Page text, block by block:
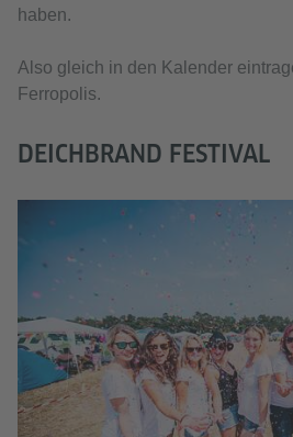
haben.
Also gleich in den Kalender
Ferropolis.
DEICHBRAND FESTIVAL